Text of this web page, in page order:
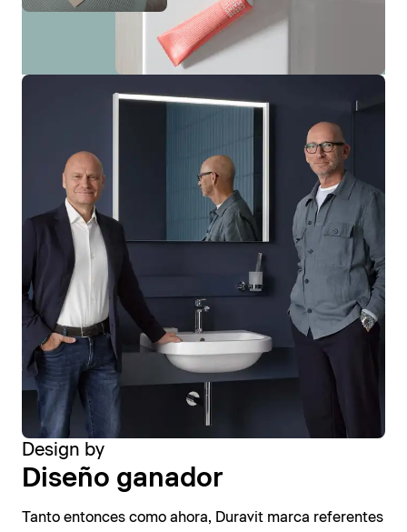
Design by
Diseño ganador
Tanto entonces como ahora, Duravit marca referentes